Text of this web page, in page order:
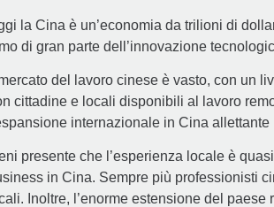
la Cina è un’economia da trilioni di
di gran parte dell’innovazione
del lavoro cinese è vasto, con un
cittadine e locali disponibili al lavoro
internazionale in Cina
presente che l’esperienza locale è
in Cina. Sempre più professionisti
Inoltre, l’enorme estensione del